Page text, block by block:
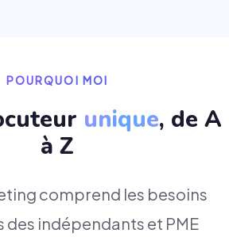
POURQUOI MOI
unique, de A
à Z
comprend les besoins
des indépendants et PME